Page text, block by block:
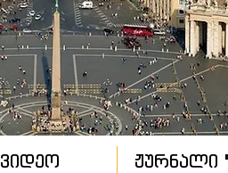
ვიდეო ჟურნალი